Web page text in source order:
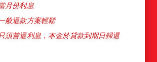
月份利息
般還款方案輕鬆
須嘗還利息，本金於貸款到期日歸還